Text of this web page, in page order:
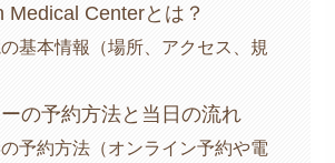
Medical Centerとは？
基本情報（場所、アクセス、規
の予約方法と当日の流れ
の予約方法（オンライン予約や電